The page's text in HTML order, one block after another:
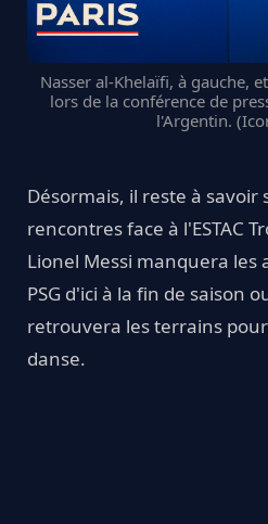
Nasser al-Khelaïfi, à gauche,
lors de la conférence de
l'Argentin.
Désormais, il reste à savoir
rencontres face à l'ESTAC
Lionel Messi manquera les
PSG d'ici à la fin de saison
retrouvera les terrains
danse.